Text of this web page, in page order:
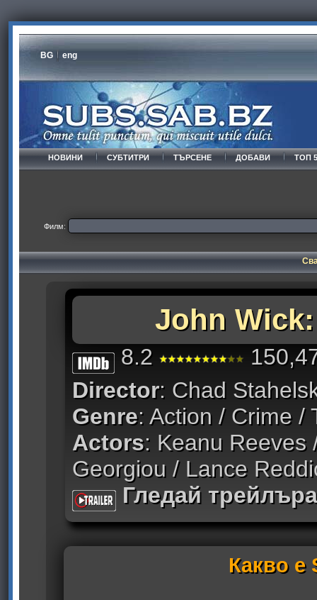
BG eng
НОВИНИ СУБТИТРИ ТЪРСЕНЕ ДОБАВИ ТОП
Филм:
John
8.2
Director: Chad
Genre: Action / Crime /
Actors: Keanu Reeves
Georgiou / Lance
Гледай трейлъра
Какво е